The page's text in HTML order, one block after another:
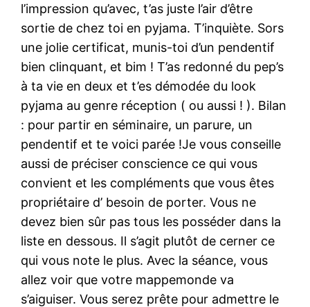
l’impression qu’avec, t’as juste l’air d’être
sortie de chez toi en pyjama. T’inquiète. Sors
une jolie certificat, munis-toi d’un pendentif
bien clinquant, et bim ! T’as redonné du pep’s
à ta vie en deux et t’es démodée du look
pyjama au genre réception ( ou aussi ! ). Bilan
: pour partir en séminaire, un parure, un
pendentif et te voici parée !Je vous conseille
aussi de préciser conscience ce qui vous
convient et les compléments que vous êtes
propriétaire d’ besoin de porter. Vous ne
devez bien sûr pas tous les posséder dans la
liste en dessous. Il s’agit plutôt de cerner ce
qui vous note le plus. Avec la séance, vous
allez voir que votre mappemonde va
s’aiguiser. Vous serez prête pour admettre le